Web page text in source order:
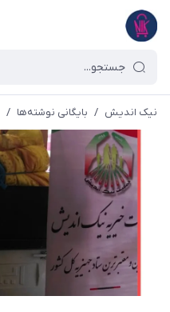
نیک اندیش / بایگانی نوشته‌ها /